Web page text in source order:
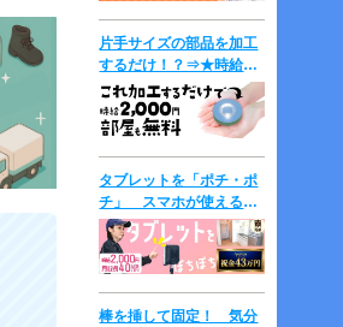
片手サイズの部品を加工
するだけ！？⇒★時給
2000円＋寮費無料★
タブレットを「ポチ・ポ
チ」 スマホが使える方
は即戦力？！ 時給
2,300円！
棒を挿して固定！ 気分